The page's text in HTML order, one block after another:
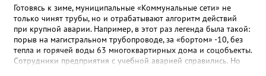
Готовясь к зиме, муниципальные «Коммунальные сети» не
только чинят трубы, но и отрабатывают алгоритм действий
при крупной аварии. Например, в этот раз легенда была такой:
порыв на магистральном трубопроводе, за «бортом» -10, без
тепла и горячей воды 63 многоквартирных дома и соцобъекты.
Сотрудники предприятия с учебной аварией справились. Но